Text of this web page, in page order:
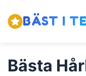
BÄST I
Bästa